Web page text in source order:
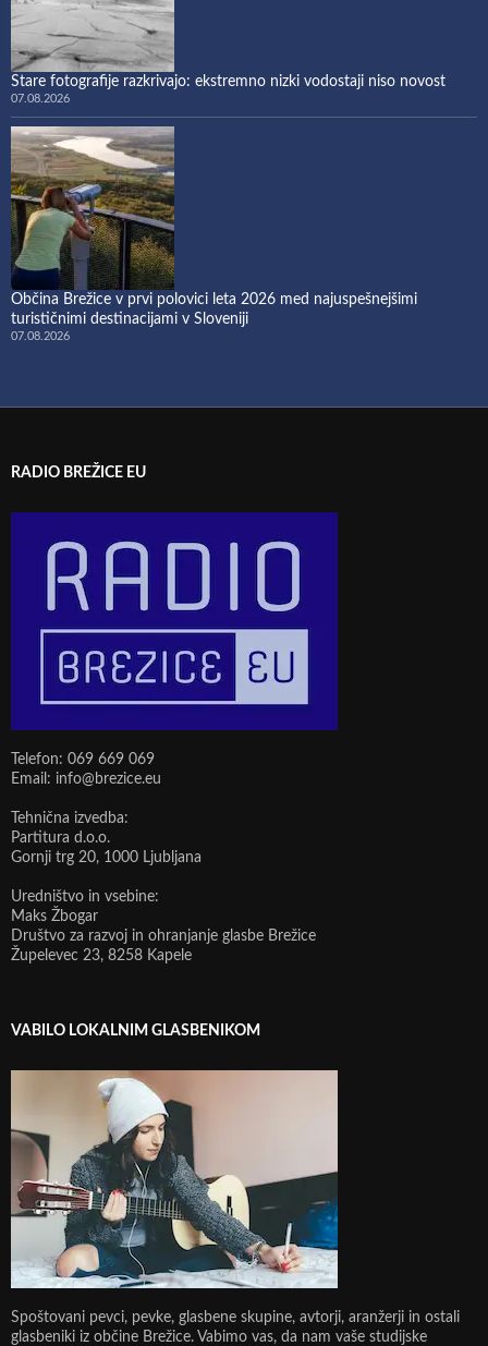
Stare fotografije razkrivajo: ekstremno nizki vodostaji niso novost
07.08.2026
Občina Brežice v prvi polovici leta 2026 med najuspešnejšimi
turističnimi destinacijami v Sloveniji
07.08.2026
RADIO BREŽICE EU
Telefon: 069 669 069
Email: info@brezice.eu
Tehnična izvedba:
Partitura d.o.o.
Gornji trg 20, 1000 Ljubljana
Uredništvo in vsebine:
Maks Žbogar
Društvo za razvoj in ohranjanje glasbe Brežice
Župelevec 23, 8258 Kapele
VABILO LOKALNIM GLASBENIKOM
Spoštovani pevci, pevke, glasbene skupine, avtorji, aranžerji in ostali
glasbeniki iz občine Brežice. Vabimo vas, da nam vaše studijske